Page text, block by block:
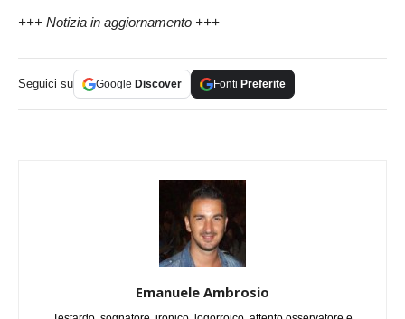
+++ Notizia in aggiornamento +++
Seguici su Google Discover Fonti Preferite
Emanuele Ambrosio